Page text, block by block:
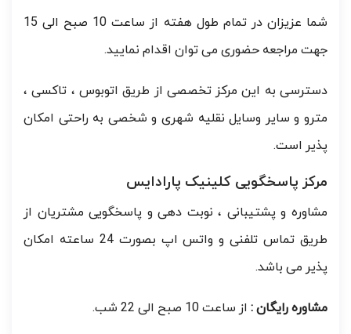
شما عزیزان در تمام طول هفته از ساعت 10 صبح الی 15
جهت مراجعه حضوری می توان اقدام نمایید.
دسترسی به این مرکز تخصصی از طریق اتوبوس ، تاکسی ،
مترو و سایر وسایل نقلیه شهری و شخصی به راحتی امکان
پذیر است.
مرکز پاسخگویی کلینیک پارادایس
مشاوره و پشتیبانی ، نوبت دهی و پاسخگویی مشتریان از
طریق تماس تلفنی و واتس اپ بصورت 24 ساعته امکان
پذیر می باشد.
مشاوره رایگان : از ساعت 10 صبح الی 22 شب.